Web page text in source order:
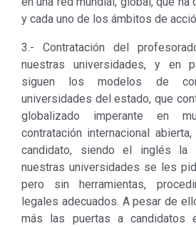
y cada uno de los ámbitos de
3.- Contratación del
nuestras universidades, y en
siguen los modelos de
universidades del estado, que
globalizado imperante en
contratación internacional
candidato, siendo el inglés la
nuestras universidades se les
pero sin herramientas,
legales adecuados. A pesar de
más las puertas a candidatos